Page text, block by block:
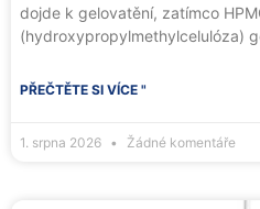
dojde k gelovatění, zatímco
(hydroxypropylmethylcelulóza)
PŘEČTĚTE SI VÍCE "
1. srpna 2026 Žádné komentáře